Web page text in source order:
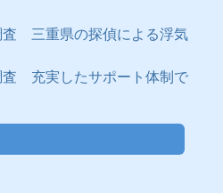
三重県の探偵による浮気
充実したサポート体制で